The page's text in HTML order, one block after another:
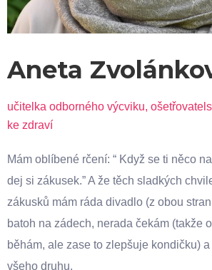
Aneta
učitelka odborného výcviku,
ke zdraví
Mám oblíbené rčení: “ Když se ti něco
dej si zákusek.” A že těch sladkých
zákusků mám ráda divadlo (z obou
batoh na zádech, nerada čekám (takže
běhám, ale zase to zlepšuje kondičku)
všeho druhu.